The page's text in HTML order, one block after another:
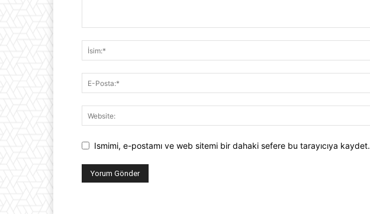
Ismimi, e-postamı ve web sitemi bir dahaki sefere bu tarayıcıya kaydet.